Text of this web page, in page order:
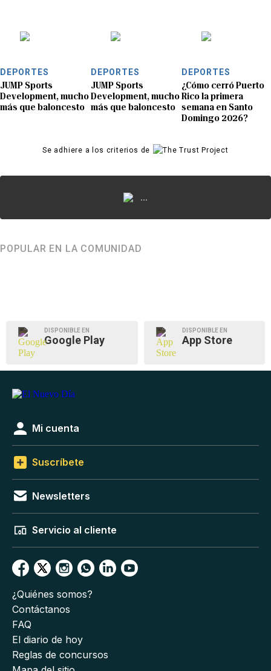
DEPORTES
JUMP Sports
Development, mucho
más que baloncesto
DEPORTES
JUMP Sports
Development, mucho
más que baloncesto
DEPORTES
¿Cómo cerró Puerto
Rico la primera
semana en Santo
Domingo 2026?
Se adhiere a los criterios de
...
POPULAR EN LA COMUNIDAD
DISPONIBLE EN
Google Play
DISPONIBLE EN
App Store
Mi cuenta
Suscríbete
Newsletters
Servicio al cliente
¿Quiénes somos?
Contáctanos
FAQ
El diario de hoy
Reglas de concursos